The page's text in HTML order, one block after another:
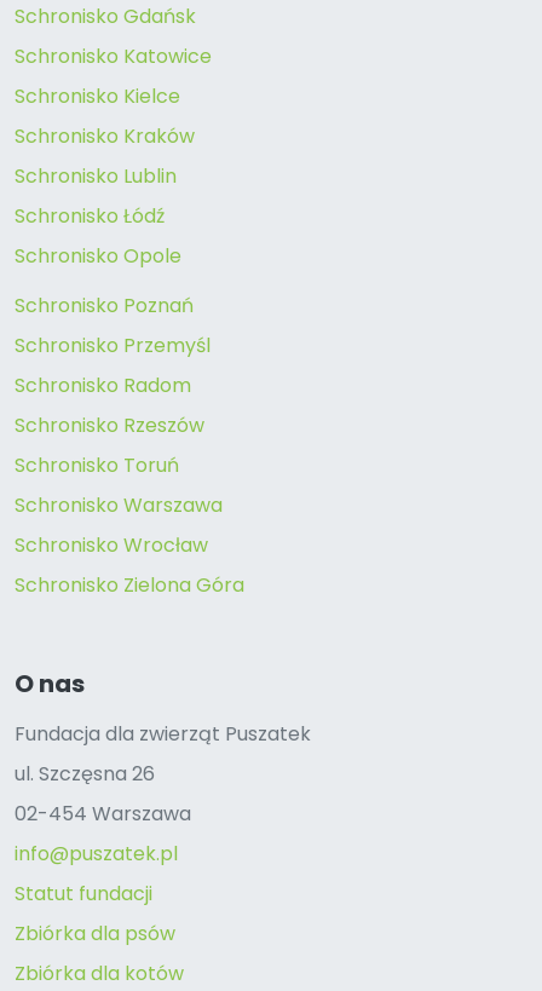
Schronisko Gdańsk
Schronisko Katowice
Schronisko Kielce
Schronisko Kraków
Schronisko Lublin
Schronisko Łódź
Schronisko Opole
Schronisko Poznań
Schronisko Przemyśl
Schronisko Radom
Schronisko Rzeszów
Schronisko Toruń
Schronisko Warszawa
Schronisko Wrocław
Schronisko Zielona Góra
O nas
Fundacja dla zwierząt Puszatek
ul. Szczęsna 26
02-454 Warszawa
info@puszatek.pl
Statut fundacji
Zbiórka dla psów
Zbiórka dla kotów